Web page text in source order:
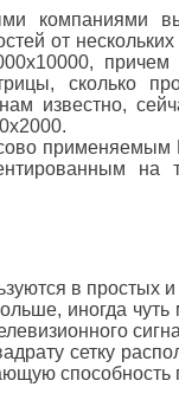
компаниями
от
сколько
известно,
применяемым
на
в простых
иногда
сетку
способность